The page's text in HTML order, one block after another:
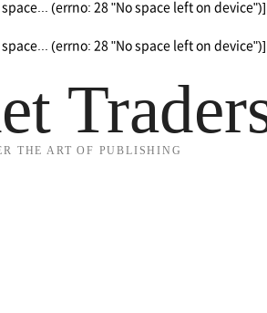
(errno: 28 "No space left on device")]
(errno: 28 "No space left on device")]
THE ART OF PUBLISHING